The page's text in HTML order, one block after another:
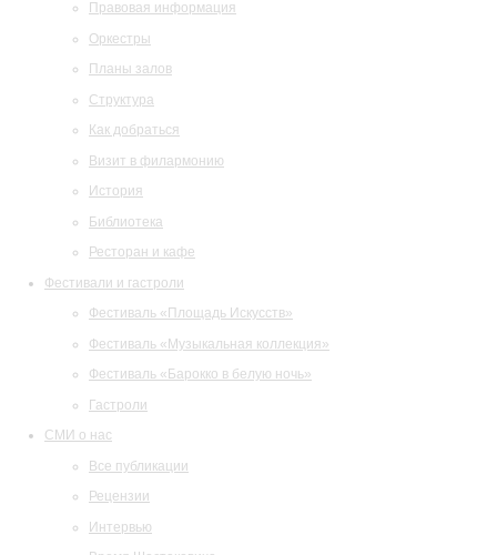
Правовая информация
Оркестры
Планы залов
Структура
Как добраться
Визит в филармонию
История
Библиотека
Ресторан и кафе
Фестивали и гастроли
Фестиваль «Площадь Искусств»
Фестиваль «Музыкальная коллекция»
Фестиваль «Барокко в белую ночь»
Гастроли
СМИ о нас
Все публикации
Рецензии
Интервью